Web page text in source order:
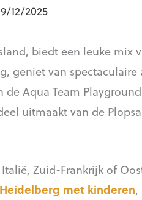
12/2025
biedt een leuke mix
geniet van
Aqua Team
uitmaakt van de
Zuid-Frankrijk of
Heidelberg met kinderen,